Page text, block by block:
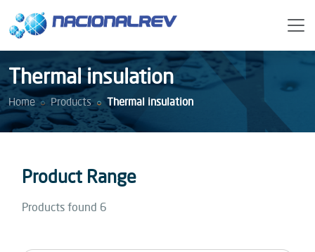
Thermal insulation
Home Products Thermal insulation
Product Range
Products found 6